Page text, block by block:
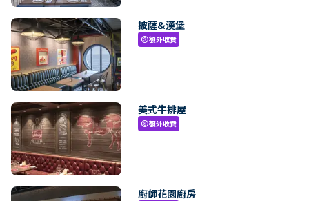
披薩&漢堡
paid額外收費
美式牛排屋
paid額外收費
廚師花園廚房